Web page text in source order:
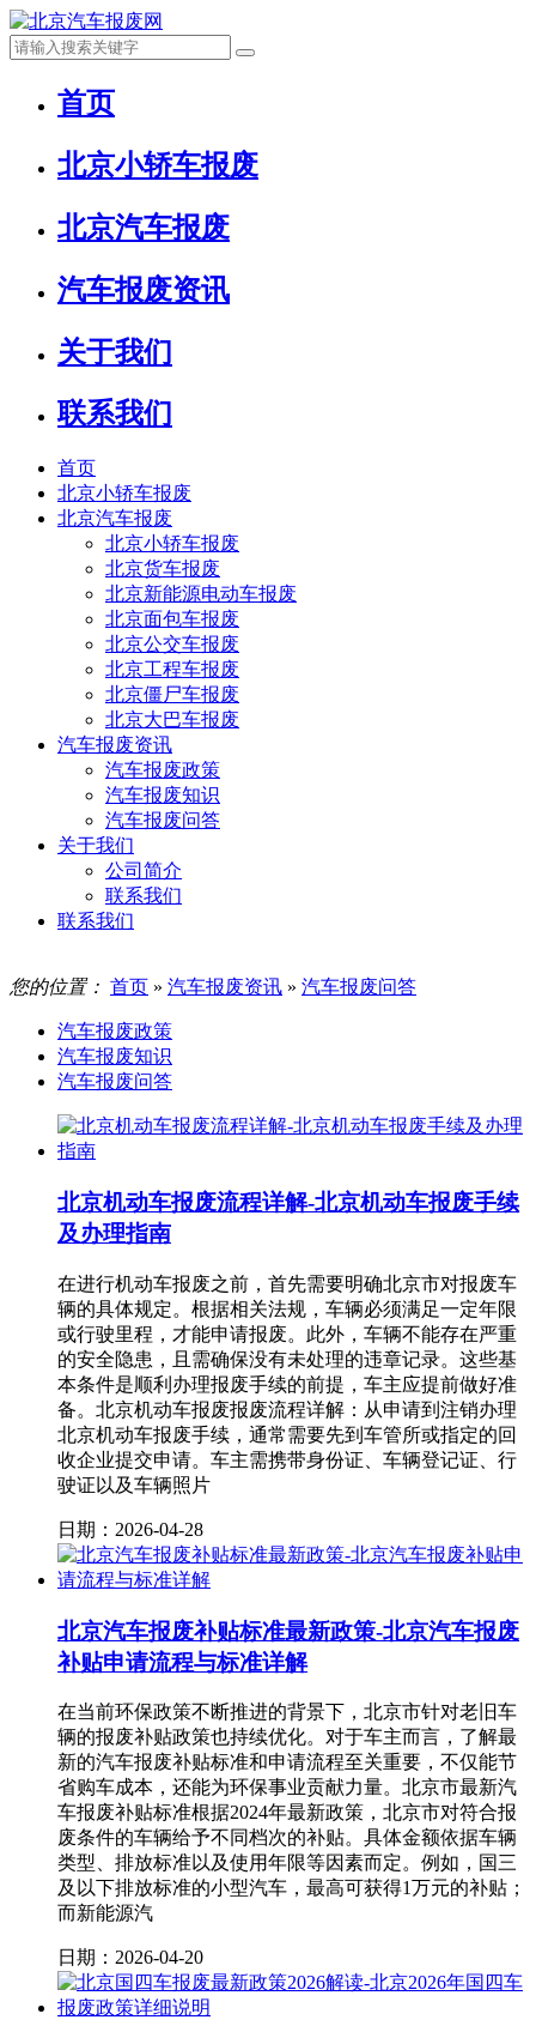
首页
北京小轿车报废
北京汽车报废
汽车报废资讯
关于我们
联系我们
首页
北京小轿车报废
北京汽车报废
北京小轿车报废
北京货车报废
北京新能源电动车报废
北京面包车报废
北京公交车报废
北京工程车报废
北京僵尸车报废
北京大巴车报废
汽车报废资讯
汽车报废政策
汽车报废知识
汽车报废问答
关于我们
公司简介
联系我们
联系我们
您的位置： 首页 » 汽车报废资讯 » 汽车报废问答
汽车报废政策
汽车报废知识
汽车报废问答
北京机动车报废流程详解-北京机动车报废手续
及办理指南
在进行机动车报废之前，首先需要明确北京市对报废车
辆的具体规定。根据相关法规，车辆必须满足一定年限
或行驶里程，才能申请报废。此外，车辆不能存在严重
的安全隐患，且需确保没有未处理的违章记录。这些基
本条件是顺利办理报废手续的前提，车主应提前做好准
备。北京机动车报废报废流程详解：从申请到注销办理
北京机动车报废手续，通常需要先到车管所或指定的回
收企业提交申请。车主需携带身份证、车辆登记证、行
驶证以及车辆照片
日期：2026-04-28
北京汽车报废补贴标准最新政策-北京汽车报废
补贴申请流程与标准详解
在当前环保政策不断推进的背景下，北京市针对老旧车
辆的报废补贴政策也持续优化。对于车主而言，了解最
新的汽车报废补贴标准和申请流程至关重要，不仅能节
省购车成本，还能为环保事业贡献力量。北京市最新汽
车报废补贴标准根据2024年最新政策，北京市对符合报
废条件的车辆给予不同档次的补贴。具体金额依据车辆
类型、排放标准以及使用年限等因素而定。例如，国三
及以下排放标准的小型汽车，最高可获得1万元的补贴；
而新能源汽
日期：2026-04-20